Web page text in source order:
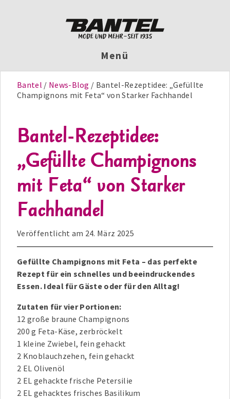
Menü
Bantel News-Blog
Bantel-Rezeptidee: „Gefüllte
Champignons mit Feta“ von Starker Fachhandel
Bantel-Rezeptidee:
„Gefüllte Champignons
mit Feta“ von Starker
Fachhandel
Veröffentlicht am 24. März 2025
Gefüllte Champignons mit Feta – das perfekte
Rezept für ein schnelles und beeindruckendes
Essen. Ideal für Gäste oder für den Alltag!
Zutaten für vier Portionen:
12 große braune Champignons
200 g Feta-Käse, zerbröckelt
1 kleine Zwiebel, fein gehackt
2 Knoblauchzehen, fein gehackt
2 EL Olivenöl
2 EL gehackte frische Petersilie
2 EL gehacktes frisches Basilikum